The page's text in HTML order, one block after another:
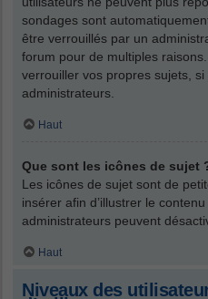
sondages sont
être verrouillés par un
forum pour de multiples
verrouiller vos propres sujets,
administrateurs.
Haut
Que sont les icônes de sujet
Les icônes de sujet sont de
insérer afin d’illustrer le
administrateurs peuvent
Haut
Niveaux des